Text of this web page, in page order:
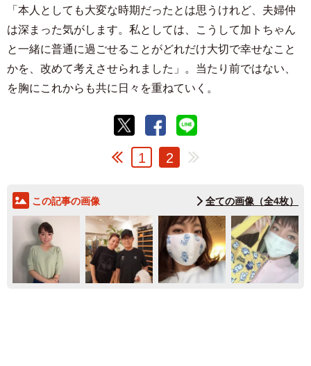
「本人としても大変な時期だったとは思うけれど、夫婦仲
は深まった気がします。私としては、こうして加トちゃん
と一緒に普通に過ごせることがどれだけ大切で幸せなこと
かを、改めて考えさせられました」。当たり前ではない、
を胸にこれからも共に日々を重ねていく。
1 2
この記事の画像 全ての画像（全4枚）